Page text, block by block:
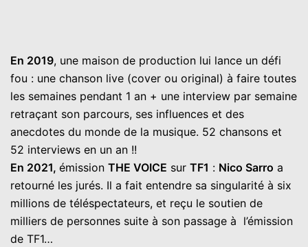
En 2019, une maison de production lui lance un défi
fou : une chanson live (cover ou original) à faire toutes
les semaines pendant 1 an + une interview par semaine
retraçant son parcours, ses influences et des
anecdotes du monde de la musique. 52 chansons et
52 interviews en un an !!
En 2021, émission THE VOICE sur TF1 : Nico Sarro a
retourné les jurés. Il a fait entendre sa singularité à six
millions de téléspectateurs, et reçu le soutien de
milliers de personnes suite à son passage à l’émission
de TF1…